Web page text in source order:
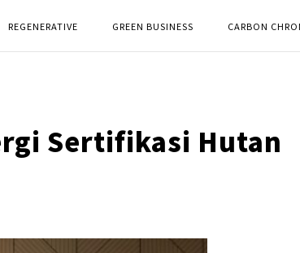
REGENERATIVE GREEN BUSINESS CARBON
Sertifikasi Hutan